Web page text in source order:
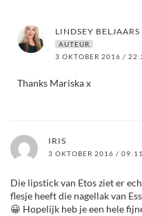
LINDSEY BELJAARS
AUTEUR
3 OKTOBER 2016 /
Thanks Mariska x
IRIS
3 OKTOBER 2016 / 09:11
Die lipstick van Etos ziet er
flesje heeft die nagellak van
😀 Hopelijk heb je een hele